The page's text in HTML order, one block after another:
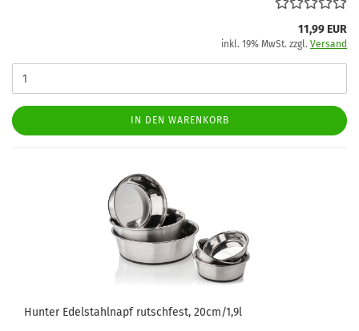
11,99 EUR
inkl. 19% MwSt. zzgl. Versand
IN DEN WARENKORB
Hunter Edelstahlnapf rutschfest, 20cm/1,9l